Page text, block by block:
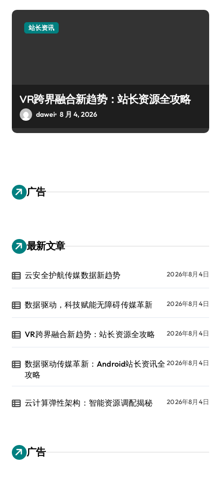
站长资讯
VR跨界融合新趋势：站长资源全攻略
dawei 8 月 4, 2026
广告
最新文章
云安全护航传媒数据新趋势 2026年8月4日
数据驱动，科技赋能无障碍传媒革新 2026年8月4日
VR跨界融合新趋势：站长资源全攻略 2026年8月4日
数据驱动传媒革新：Android站长资讯全
攻略
2026年8月4日
云计算弹性架构：智能资源调配揭秘 2026年8月4日
广告